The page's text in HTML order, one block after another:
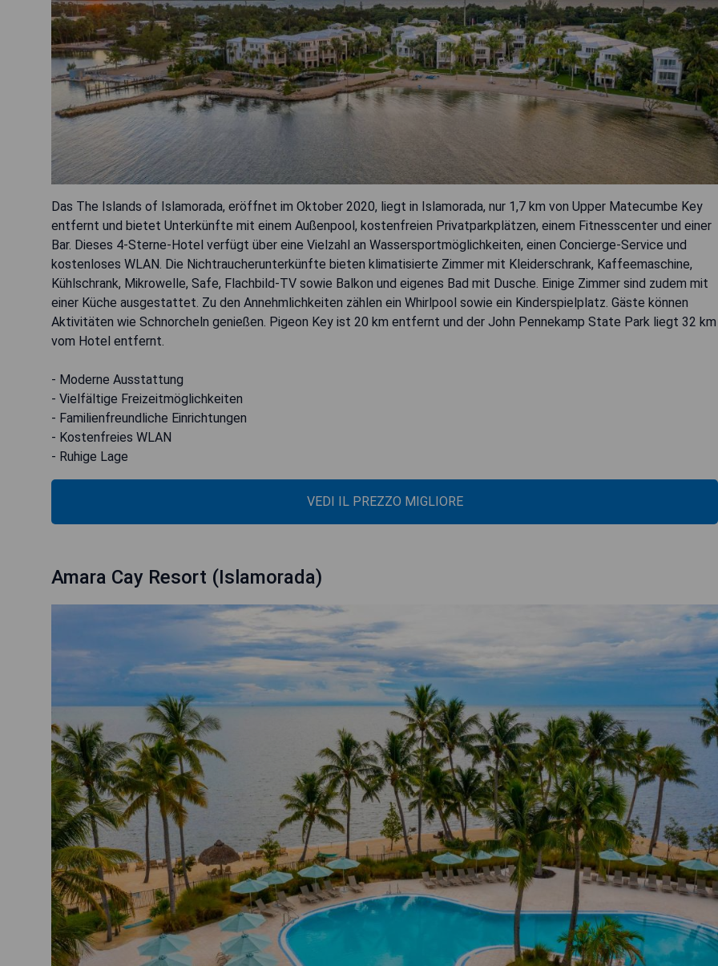
Das The Islands of Islamorada, eröffnet im Oktober 2020, liegt in Islamorada, nur 1,7 km von Upper Matecumbe Key
entfernt und bietet Unterkünfte mit einem Außenpool, kostenfreien Privatparkplätzen, einem Fitnesscenter und einer
Bar. Dieses 4-Sterne-Hotel verfügt über eine Vielzahl an Wassersportmöglichkeiten, einen Concierge-Service und
kostenloses WLAN. Die Nichtraucherunterkünfte bieten klimatisierte Zimmer mit Kleiderschrank, Kaffeemaschine,
Kühlschrank, Mikrowelle, Safe, Flachbild-TV sowie Balkon und eigenes Bad mit Dusche. Einige Zimmer sind zudem mit
einer Küche ausgestattet. Zu den Annehmlichkeiten zählen ein Whirlpool sowie ein Kinderspielplatz. Gäste können
Aktivitäten wie Schnorcheln genießen. Pigeon Key ist 20 km entfernt und der John Pennekamp State Park liegt 32 km
vom Hotel entfernt.
- Moderne Ausstattung
- Vielfältige Freizeitmöglichkeiten
- Familienfreundliche Einrichtungen
- Kostenfreies WLAN
- Ruhige Lage
VEDI IL PREZZO MIGLIORE
Amara Cay Resort (Islamorada)